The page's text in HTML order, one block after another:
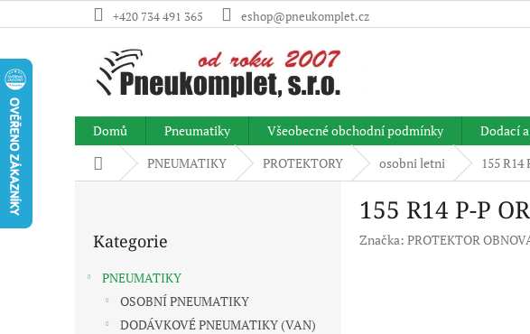
na
+420 734 491 365 eshop@pneukomplet.cz
Domů Pneumatiky Všeobecné obchodní podmínky Dodací
Domů PNEUMATIKY PROTEKTORY osobni letni 155 R14
kategorie
Kategorie
PNEUMATIKY
OSOBNÍ PNEUMATIKY
DODÁVKOVÉ PNEUMATIKY (VAN)
155 R14 P-P
Značka: PROTEKTOR